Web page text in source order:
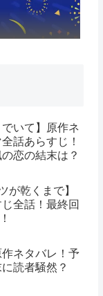
でいて】原作ネ
話あらすじ！
恋の結末は？
が乾くまで】
全話！最終回
ネタバレ！予
読者騒然？